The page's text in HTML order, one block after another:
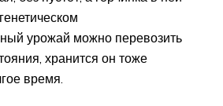
урожай можно перевозить
хранится он тоже
время.